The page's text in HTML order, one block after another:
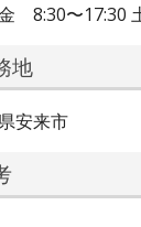
8:30〜17:30
地
安来市